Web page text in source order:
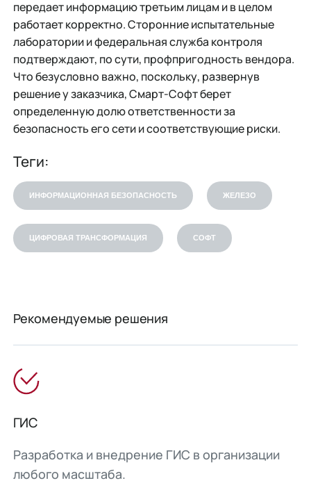
передает информацию третьим лицам и в целом
работает корректно. Сторонние испытательные
лаборатории и федеральная служба контроля
подтверждают, по сути, профпригодность вендора.
Что безусловно важно, поскольку, развернув
решение у заказчика, Смарт-Софт берет
определенную долю ответственности за
безопасность его сети и соответствующие риски.
Теги:
ИНФОРМАЦИОННАЯ БЕЗОПАСНОСТЬ ЖЕЛЕЗО
ЦИФРОВАЯ ТРАНСФОРМАЦИЯ СОФТ
Рекомендуемые решения
ГИС
Разработка и внедрение ГИС в организации
любого масштаба.